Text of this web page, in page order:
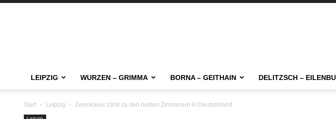
LEIPZIG WURZEN – GRIMMA BORNA – GEITHAIN DELITZSCH –
Start Leipzig Zwenkauer zählt zu den besten Zimmerern in Deutschland